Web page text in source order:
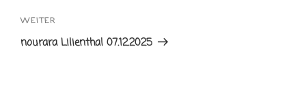
Nächster
Beitrag
WEITER
nourara Lilienthal 07.12.2025